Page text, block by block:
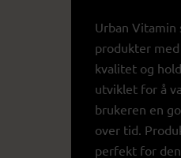
Urban Vitamin
produkter
kvalitet og
utviklet for å
brukeren en
over tid.
perfekt for